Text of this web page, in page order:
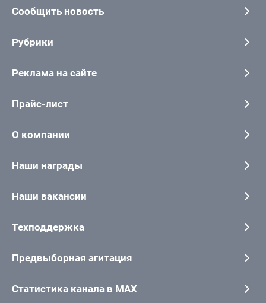
Сообщить новость
Рубрики
Реклама на сайте
Прайс-лист
О компании
Наши награды
Наши вакансии
Техподдержка
Предвыборная агитация
Статистика канала в MAX